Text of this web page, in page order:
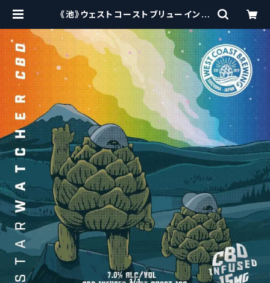
《池》ウェストコーストブリューイング
cher CBD【クラフトビール】 | craf
tbeerscissors